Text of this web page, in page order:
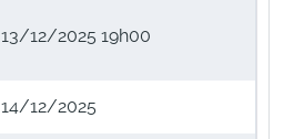
13/12/2025 19h00
14/12/2025